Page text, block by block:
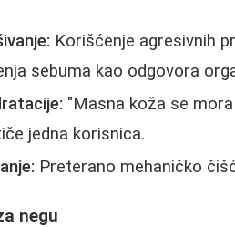
Korišćenje agresivnih
sebuma kao odgovora
"Masna koža se
jedna korisnica.
Preterano mehaničko
negu